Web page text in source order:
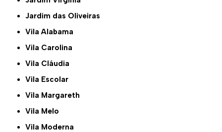
Jardim das Oliveiras
Vila Alabama
Vila Carolina
Vila Cláudia
Vila Escolar
Vila Margareth
Vila Melo
Vila Moderna